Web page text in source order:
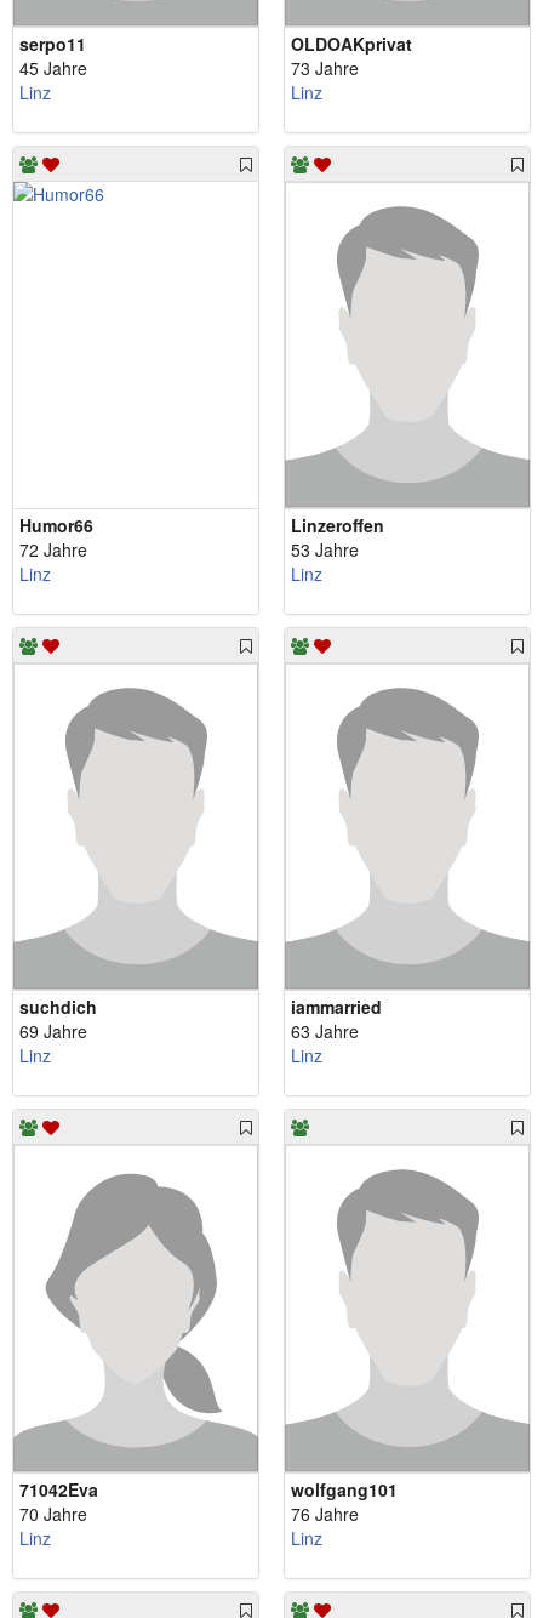
serpo11
45 Jahre
Linz
OLDOAKprivat
73 Jahre
Linz
Humor66
72 Jahre
Linz
Linzeroffen
53 Jahre
Linz
suchdich
69 Jahre
Linz
iammarried
63 Jahre
Linz
71042Eva
70 Jahre
Linz
wolfgang101
76 Jahre
Linz